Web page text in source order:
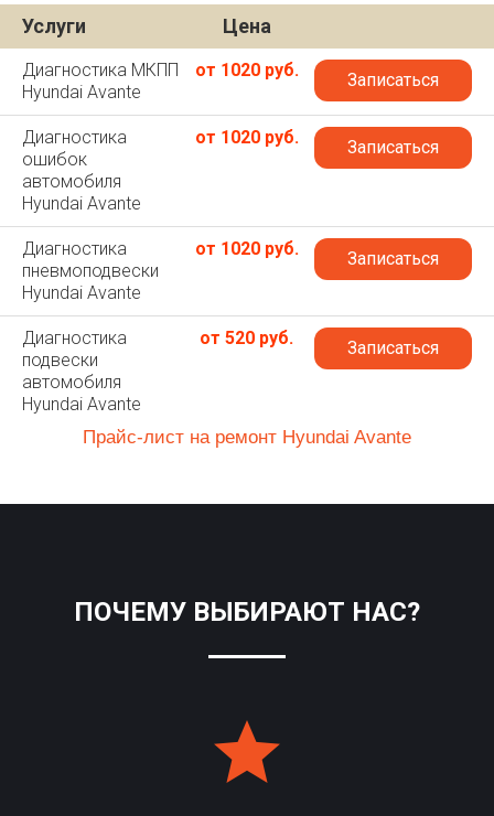
Услуги Цена
Диагностика МКПП
Hyundai Avante
от 1020 руб. Записаться
Диагностика
ошибок
автомобиля
Hyundai Avante
от 1020 руб. Записаться
Диагностика
пневмоподвески
Hyundai Avante
от 1020 руб. Записаться
Диагностика
подвески
автомобиля
Hyundai Avante
от 520 руб. Записаться
Прайс-лист на ремонт Hyundai Avante
ПОЧЕМУ ВЫБИРАЮТ НАС?